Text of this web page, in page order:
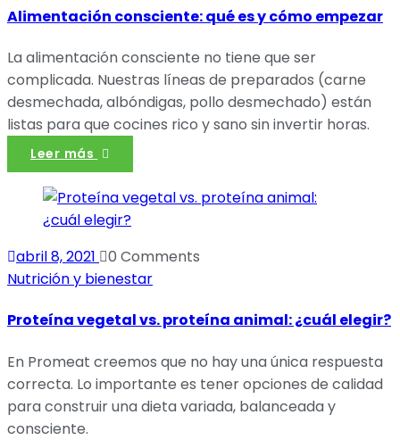
Alimentación consciente: qué es y cómo empezar
La alimentación consciente no tiene que ser
complicada. Nuestras líneas de preparados (carne
desmechada, albóndigas, pollo desmechado) están
listas para que cocines rico y sano sin invertir horas.
Leer más
abril 8, 2021
0 Comments
Nutrición y bienestar
Proteína vegetal vs. proteína animal: ¿cuál elegir?
En Promeat creemos que no hay una única respuesta
correcta. Lo importante es tener opciones de calidad
para construir una dieta variada, balanceada y
consciente.